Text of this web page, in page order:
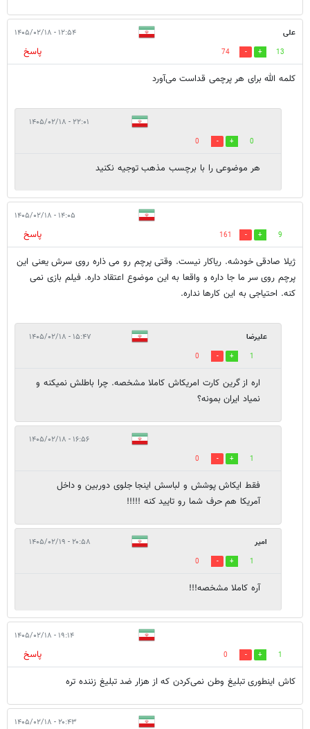
علی ۱۲:۵۴ - ۱۴۰۵/۰۲/۱۸
13
74
پاسخ
کلمه الله برای هر پرچمی قداست می‌آورد
۲۲:۰۱ - ۱۴۰۵/۰۲/۱۸
0
0
هر موضوعی را با برچسب مذهب توجیه نکنید
۱۴:۰۵ - ۱۴۰۵/۰۲/۱۸
9
161
پاسخ
ژیلا صادقی خودشه. ریاکار نیست. وقتی پرچم رو می ذاره روی سرش یعنی این
پرچم روی سر ما جا داره و واقعا به این موضوع اعتقاد داره. فیلم بازی نمی
کنه. احتیاجی به این کارها نداره.
علیرضا ۱۵:۴۷ - ۱۴۰۵/۰۲/۱۸
1
0
اره از گرین کارت امریکاش کاملا مشخصه. چرا باطلش نمیکنه و
نمیاد ایران بمونه؟
۱۶:۵۶ - ۱۴۰۵/۰۲/۱۸
1
0
فقط ایکاش پوشش و لباسش اینجا جلوی دوربین و داخل
آمریکا هم حرف شما رو تایید کنه !!!!!
امیر ۲۰:۵۸ - ۱۴۰۵/۰۲/۱۹
1
0
آره کاملا مشخصه!!!
۱۹:۱۴ - ۱۴۰۵/۰۲/۱۸
1
0
پاسخ
کاش اینطوری تبلیغ وطن نمی‌کردن که از هزار ضد تبلیغ زننده تره
۲۰:۴۳ - ۱۴۰۵/۰۲/۱۸